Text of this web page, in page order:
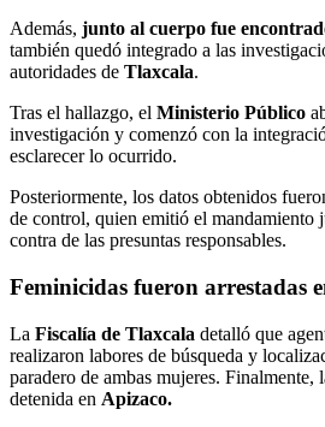
Además, junto al cuerpo fue
también quedó integrado a las
autoridades de Tlaxcala.
Tras el hallazgo, el Ministerio Público
investigación y comenzó con la
esclarecer lo ocurrido.
Posteriormente, los datos obtenidos
de control, quien emitió el mandamiento
contra de las presuntas responsables.
Feminicidas fueron arrestadas
La Fiscalía de Tlaxcala detalló que
realizaron labores de búsqueda y
paradero de ambas mujeres. Finalmente,
detenida en Apizaco.